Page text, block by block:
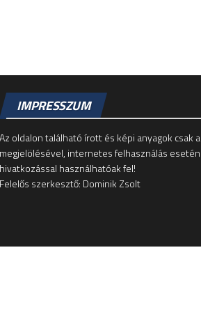
IMPRESSZUM
Az oldalon található írott és képi anyagok csak
megjelölésével, internetes felhasználás
hivatkozással használhatóak fel!
Felelős szerkesztő: Dominik Zsolt